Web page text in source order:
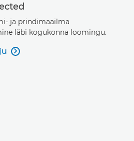
ja prindimaailma
läbi kogukonna loomingu.
